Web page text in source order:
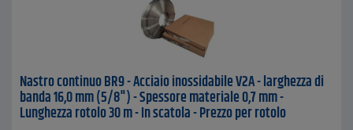
Nastro continuo BR9 - Acciaio inossidabile V2A - larghezza di
banda 16,0 mm (5/8") - Spessore materiale 0,7 mm -
Lunghezza rotolo 30 m - In scatola - Prezzo per rotolo